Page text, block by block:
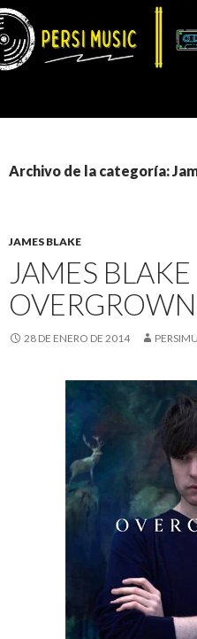
Archivo de la categoría:
JAMES BLAKE
JAMES BLAKE
28 DE ENERO DE 2014